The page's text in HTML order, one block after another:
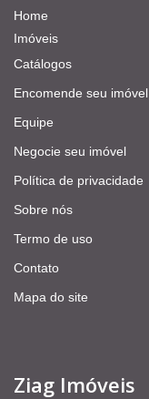
Home
Imóveis
Catálogos
Encomende seu imóvel
Equipe
Negocie seu imóvel
Política de privacidade
Sobre nós
Termo de uso
Contato
Mapa do site
Ziag Imóveis